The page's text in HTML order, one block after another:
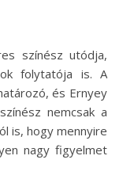
színész utódja,
folytatója is. A
és Ernyey
nemcsak a
is, hogy mennyire
nagy figyelmet